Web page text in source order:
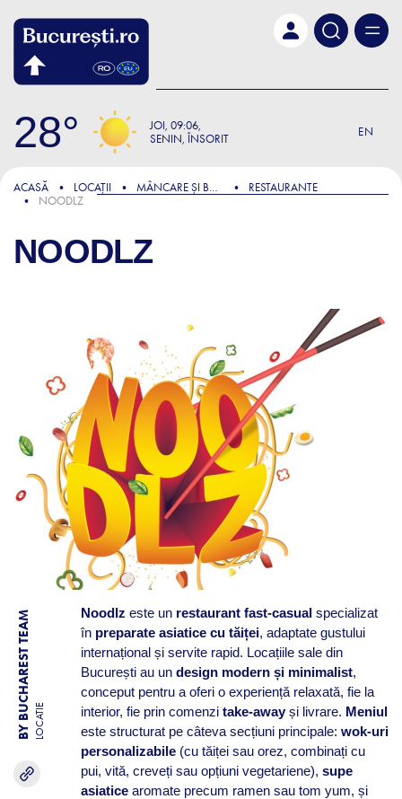
28 JOI 09:06
SENIN, ÎNSORIT
EN
ACASĂ LOCAȚII MÂNCARE ȘI BĂUTURĂ
RESTAURANTE
NOODLZ
NOODLZ
BY BUCHAREST TEAM LOCATIE
Noodlz este un restaurant fast-casualspecializat
în preparate asiatice cu tăiței, adaptate gustului
internațional și servite rapid. Locațiile sale din
București au un design modern și minimalist,
conceput pentru a oferi o experiență relaxată, fie la
interior, fie prin comenzi take-awayși livrare. Meniul
este structurat pe câteva secțiuni principale: wok-uri
personalizabile(cu tăiței sau orez, combinați cu
pui, vită, creveți sau opțiuni vegetariene), supe
asiaticearomate precum ramen sau tom yum, și